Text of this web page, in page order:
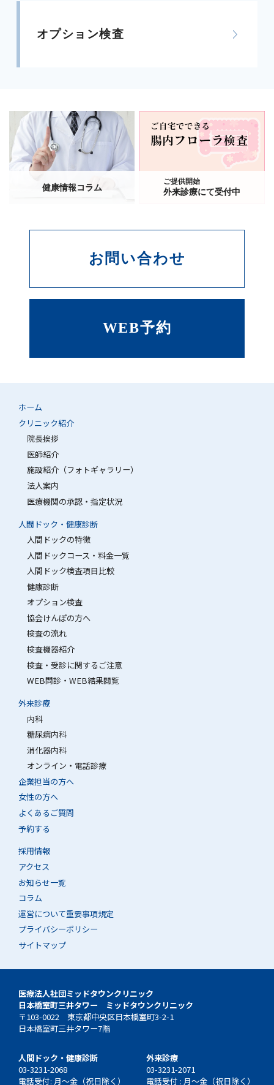
オプション検査
健康情報コラム
ご提供開始
外来診療にて受付中
お問い合わせ
WEB予約
ホーム
クリニック紹介
院長挨拶
医師紹介
施設紹介（フォトギャラリー）
法人案内
医療機関の承認・指定状況
人間ドック・健康診断
人間ドックの特徴
人間ドックコース・料金一覧
人間ドック検査項目比較
健康診断
オプション検査
協会けんぽの方へ
検査の流れ
検査機器紹介
検査・受診に関するご注意
WEB問診・WEB結果閲覧
外来診療
内科
糖尿病内科
消化器内科
オンライン・電話診療
企業担当の方へ
女性の方へ
よくあるご質問
予約する
採用情報
アクセス
お知らせ一覧
コラム
運営について重要事項規定
プライバシーポリシー
サイトマップ
医療法人社団ミッドタウンクリニック
日本橋室町三井タワー ミッドタウンクリニック
〒103-0022 東京都中央区日本橋室町3-2-1
日本橋室町三井タワー7階
人間ドック・健康診断
03-3231-2068
電話受付: 月～金（祝日除く）
外来診療
03-3231-2071
電話受付 : 月～金（祝日除く）